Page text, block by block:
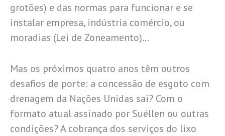
grotões) e das normas para funcionar e se
instalar empresa, indústria comércio, ou
moradias (Lei de Zoneamento)…
Mas os próximos quatro anos têm outros
desafios de porte: a concessão de esgoto com
drenagem da Nações Unidas sai? Com o
formato atual assinado por Suéllen ou outras
condições? A cobrança dos serviços do lixo